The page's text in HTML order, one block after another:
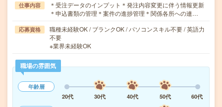
仕事内容
＊受注データのインプット＊発注内容変更に伴う情報更新
＊申込書類の管理＊案件の進捗管理＊関係各所への連…
応募資格
職種未経験OK / ブランクOK / パソコンスキル不要 / 英語力
不要
※業界未経験OK
職場の雰囲気
年齢層
20代
30代 40代 50代
60代